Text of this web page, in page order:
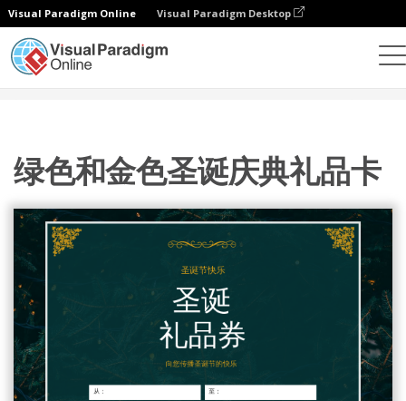
Visual Paradigm Online Visual Paradigm Desktop
绿色和金色圣诞庆典礼品卡